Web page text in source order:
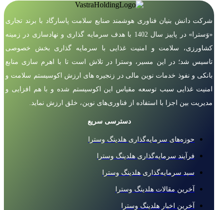
شرکت دانش بنیان فناوری هوشمند صنایع سلامت پاسارگاد با برند تجاری
«وَسترا» در پاییز سال 1402 با هدف سرمایه گذاری و نهادسازی در زمینه
کشاورزی، سلامت و امنیت غذایی با سرمایه گذاری بخش خصوصی
تاسیس شد؛ در این مسیر، وسترا در تلاش است تا با اهرم سازی منابع
بانکی و نفوذ خدمات نوین مالی در زنجیره های ارزش اکوسیستم سلامت و
امنیت غذایی سبب توسعه مقیاس این اکوسیستم شده و با هم افزایی و
مدیریت بین اجزا با استفاده از فناوری‌های نوین، خلق ارزش نماید.
دسترسی سریع
حوزه‌های سرمایه‌گذاری هلدینگ وسترا
فرآیند سرمایه‌گذاری هلدینگ وسترا
سبد سرمایه‌گذاری هلدینگ وسترا
آخرین مقالات هلدینگ وسترا
آخرین اخبار هلدینگ وسترا